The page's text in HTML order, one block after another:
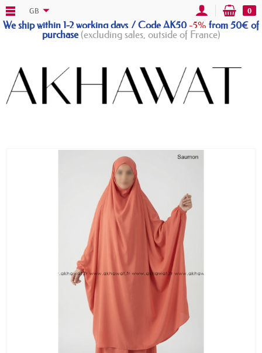
We ship within 1-2 working days / Code AK50-5% from 50€ of
purchase(excluding sales, outside of France)
GB 0